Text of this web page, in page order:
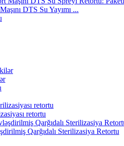
DTS Su Yayımı ...
retortu
Qarğıdalı Sterilizasiya Retortu